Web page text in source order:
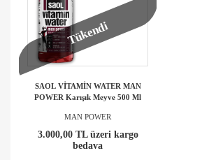
Tükendi
SAOL VİTAMİN WATER MAN
POWER Karışık Meyve 500 Ml
MAN POWER
3.000,00 TL üzeri kargo
bedava